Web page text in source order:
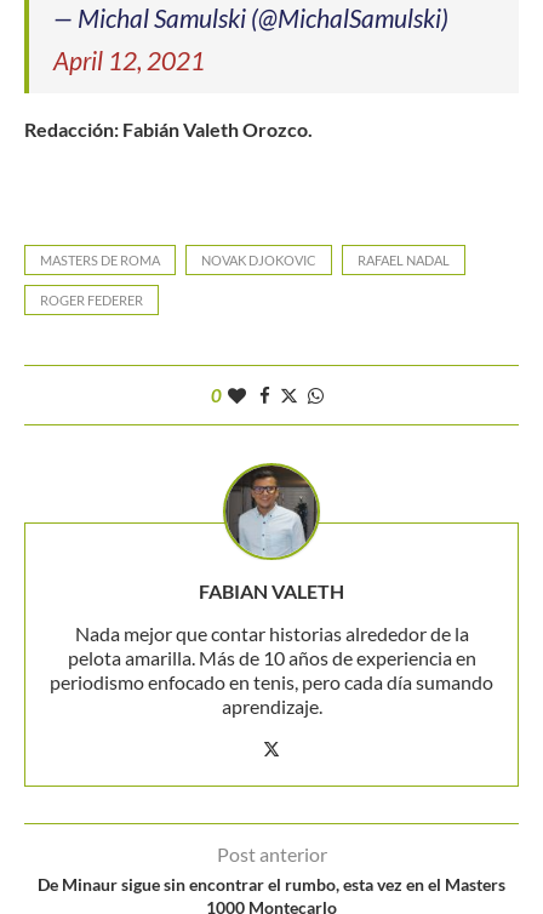
— Michal Samulski (@MichalSamulski)
April 12, 2021
Redacción: Fabián Valeth Orozco.
MASTERS DE ROMA NOVAK DJOKOVIC RAFAEL NADAL
ROGER FEDERER
0
FABIAN VALETH
Nada mejor que contar historias alrededor de la
pelota amarilla. Más de 10 años de experiencia en
periodismo enfocado en tenis, pero cada día sumando
aprendizaje.
Post anterior
De Minaur sigue sin encontrar el rumbo, esta vez en el Masters
1000 Montecarlo